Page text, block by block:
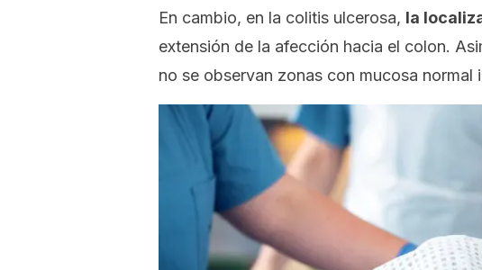
En cambio, en la colitis ulcerosa, la
extensión de la afección hacia el colon.
no se observan zonas con mucosa normal